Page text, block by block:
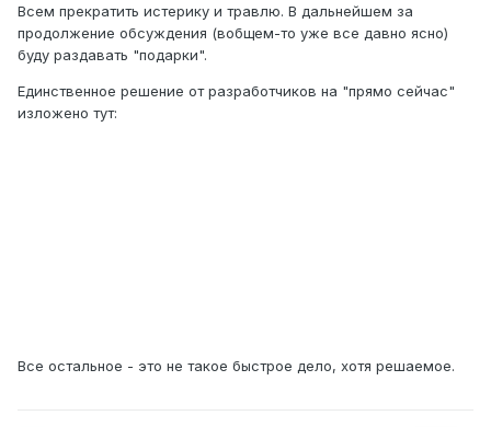
пользуются все кому не лень).
И вот настал тот час когда у меня появилось
некого!!!!!!!)
Всем прекратить истерику и травлю. В дальнейшем за
продолжение обсуждения (вобщем-то уже все давно ясно)
буду раздавать "подарки".
Единственное решение от разработчиков на "прямо сейчас"
изложено тут:
Все остальное - это не такое быстрое дело, хотя решаемое.